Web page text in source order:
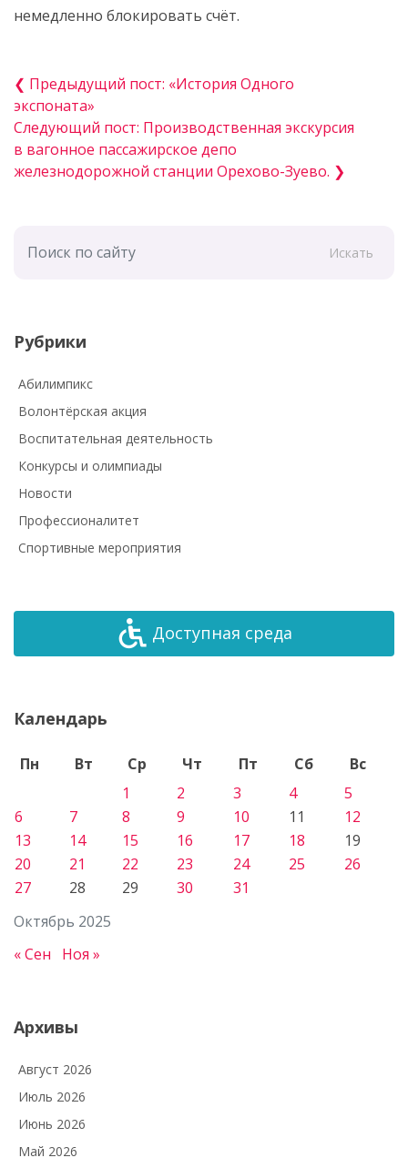
немедленно блокировать счёт.
❮ Предыдущий пост: «История Одного
экспоната»
Следующий пост: Производственная экскурсия
в вагонное пассажирское депо
железнодорожной станции Орехово-Зуево. ❯
Искать
Рубрики
Абилимпикс
Волонтёрская акция
Воспитательная деятельность
Конкурсы и олимпиады
Новости
Профессионалитет
Спортивные мероприятия
Доступная среда
Календарь
Октябрь 2025
Пн Вт Ср Чт Пт Сб
Вс
1
2 3 4
5
6
7 8 9 10 11
12
13
14 15 16 17 18
19
20
21 22 23 24 25
26
27
28 29 30 31
« Сен Ноя »
Архивы
Август 2026
Июль 2026
Июнь 2026
Май 2026